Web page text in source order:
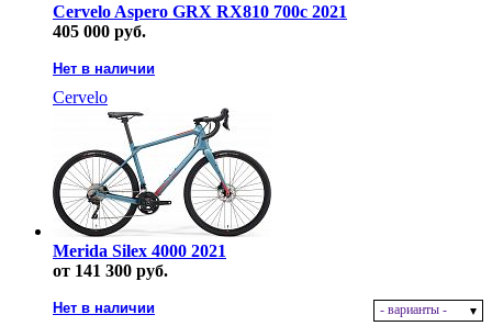
Cervelo Aspero GRX RX810 700c 2021
405 000 руб.
Нет в наличии
Cervelo
Merida Silex 4000 2021
от 141 300 руб.
Нет в наличии - варианты -